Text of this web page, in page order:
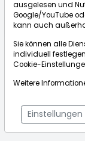
Börse:
Aktienkurse
ausgelesen und
Google/YouTube
kann auch
Sie können alle
individuell
Cookie-
Weitere
Einstellungen